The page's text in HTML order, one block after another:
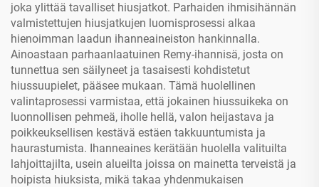
joka ylittää tavalliset hiusjatkot. Parhaiden ihmisihännän
valmistettujen hiusjatkujen luomisprosessi alkaa
hienoimman laadun ihanneaineiston hankinnalla.
Ainoastaan parhaanlaatuinen Remy-ihannisä, josta on
tunnettua sen säilyneet ja tasaisesti kohdistetut
hiussuupielet, pääsee mukaan. Tämä huolellinen
valintaprosessi varmistaa, että jokainen hiussuikeka on
luonnollisen pehmeä, iholle hellä, valon heijastava ja
poikkeuksellisen kestävä estäen takkuuntumista ja
haurastumista. Ihanneaines kerätään huolella valituilta
lahjoittajilta, usein alueilta joissa on mainetta terveistä ja
hoipista hiuksista, mikä takaa yhdenmukaisen